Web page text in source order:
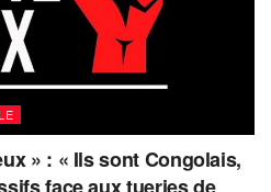
» : « Ils sont Congolais,